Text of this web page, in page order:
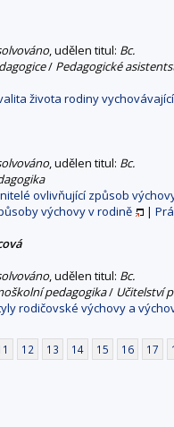
, udělen titul: Bc.
/ Pedagogické
života rodiny
, udělen titul: Bc.
ovlivňující způsob
výchovy v rodině |
, udělen titul: Bc.
pedagogika/ Učitelství
rodičovské výchovy a
12 13 14 15 16 17